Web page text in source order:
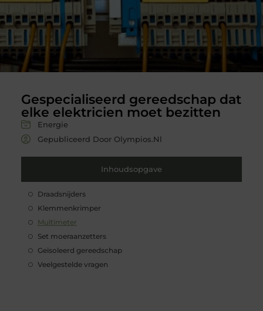
Gespecialiseerd gereedschap dat
elke elektricien moet bezitten
Energie
Gepubliceerd Door Olympios.nl
Inhoudsopgave
Draadsnijders
Klemmenkrimper
Multimeter
Set moeraanzetters
Geïsoleerd gereedschap
Veelgestelde vragen